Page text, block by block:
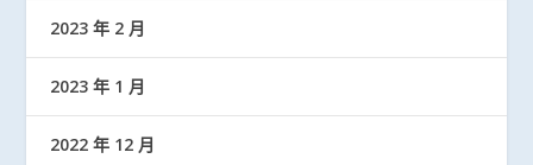
2023 年 2 月
2023 年 1 月
2022 年 12 月